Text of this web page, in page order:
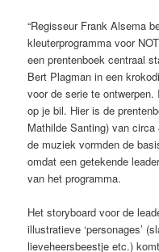
“Regisseur Frank Alsema
kleuterprogramma voor
een prentenboek centraal
Bert Plagman in een
voor de serie te ontwerpen.
op je bil. Hier is de
Mathilde Santing) van
de muziek vormden de
omdat een getekende
van het programma.
Het storyboard voor de
illustratieve ‘personages’
lieveheersbeestje etc.)